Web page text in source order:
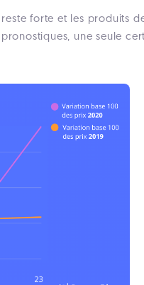
forte et les produits
une seule